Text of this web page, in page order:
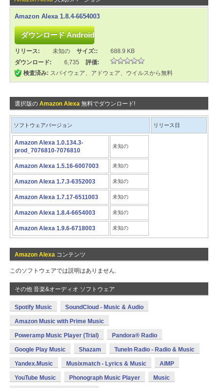
Amazon Alexa 1.8.4-6654003
リリース: 未知の サイズ::
688.9 KB
ダウンロード:
6,735
評価:
検査済み: スパイウェア、アドウェア、ウイルスから無料
選択版の Amazon Alexa 無料でダウンロード!
ソフトウェアバージョン リリース日
Amazon Alexa 1.0.134.3-
prod_7076810-7076810
未知の
Amazon Alexa 1.5.16-6007003 未知の
Amazon Alexa 1.7.3-6352003 未知の
Amazon Alexa 1.7.17-6511003 未知の
Amazon Alexa 1.8.4-6654003 未知の
Amazon Alexa 1.9.6-6718003 未知の
Amazon Alexa コンテンツ
このソフトウェアでは説明はありません.
その他 音楽&オーディオ ソフトウェア
Spotify Music SoundCloud - Music & Audio
Amazon Music with Prime Music
Poweramp Music Player (Trial) Pandora® Radio
Google Play Music Shazam TuneIn Radio - Radio & Music
Yandex.Music Musixmatch - Lyrics & Music AIMP
YouTube Music Phonograph Music Player Music